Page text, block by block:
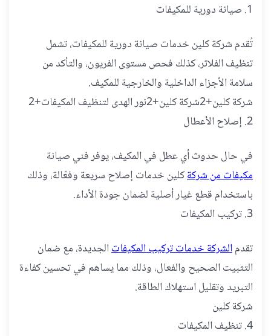
1. صيانة دورية للمكيفات
تُقدم شركة كلين خدمات صيانة دورية للمكيفات، تشمل
تنظيف الفلاتر، كذلك فحص مستوى الفريون، والتأكد من
سلامة الأجزاء الداخلية والخارجية للمكيف.
شركة كلين+2شركة كلين+2نور الهدى لتنظيف المكيفات+2
2. إصلاح الأعطال
في حال حدوث أي عطل في المكيف، يوفر فني صيانة
مكيفات من شركةكلين خدمات إصلاح سريعة وفعّالة، وذلك
باستخدام قطع غيار أصلية لضمان جودة الأداء.
3. تركيب المكيفات
تقدمالشركة خدمات تركيب المكيفاتالجديدة، مع ضمان
التثبيت الصحيح والفعال، وذلك مما يساهم في تحسين كفاءة
التبريد وتقليل استهلاك الطاقة.
شركة كلين
4. تنظيف المكيفات